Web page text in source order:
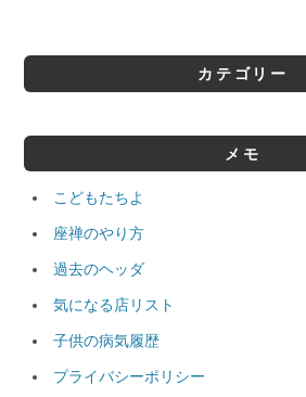
カテゴリー
メモ
こどもたちよ
座禅のやり方
過去のヘッダ
気になる店リスト
子供の病気履歴
プライバシーポリシー